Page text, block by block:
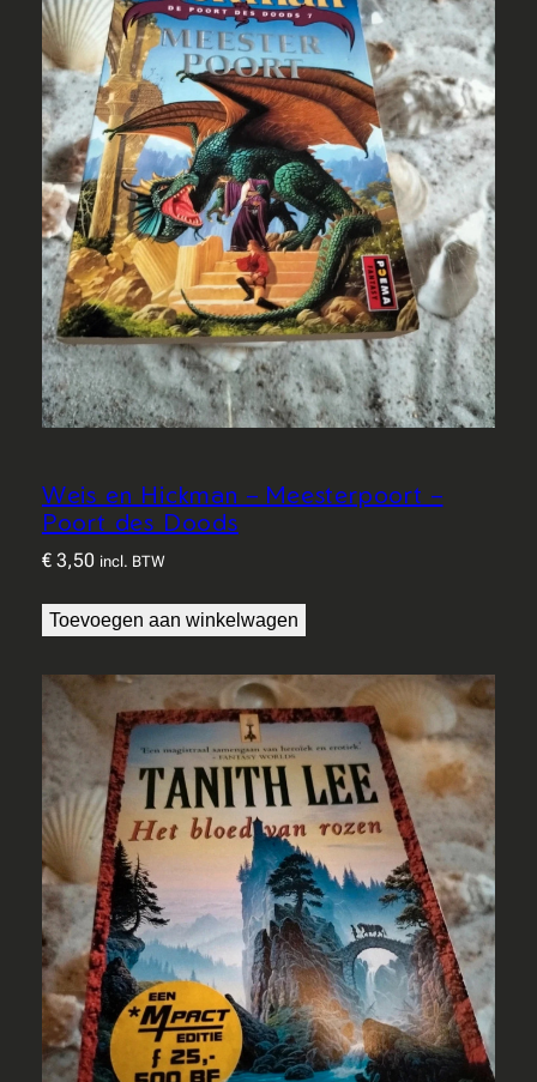
Weis en Hickman – Meesterpoort –
Poort des Doods
€3,50 incl. BTW
Toevoegen aan winkelwagen